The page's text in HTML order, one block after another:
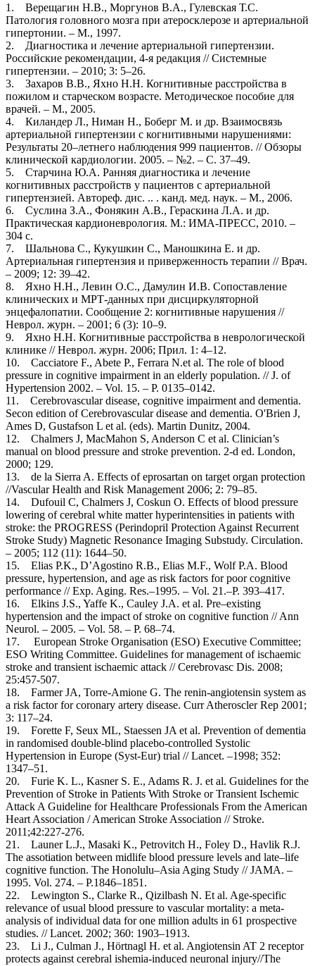
1. Верещагин Н.В., Моргунов В.А., Гулевская Т.С.
Патология головного мозга при атеросклерозе и артериальной
гипертонии. – М., 1997.
2. Диагностика и лечение артериальной гипертензии.
Российские рекомендации, 4-я редакция // Системные
гипертензии. – 2010; 3: 5–26.
3. Захаров В.В., Яхно Н.Н. Когнитивные расстройства в
пожилом и старческом возрасте. Методическое пособие для
врачей. – М., 2005.
4. Киландер Л., Ниман Н., Боберг М. и др. Взаимосвязь
артериальной гипертензии с когнитивными нарушениями:
Результаты 20–летнего наблюдения 999 пациентов. // Обзоры
клинической кардиологии. 2005. – №2. – С. 37–49.
5. Старчина Ю.А. Ранняя диагностика и лечение
когнитивных расстройств у пациентов с артериальной
гипертензией. Автореф. дис. .. . канд. мед. наук. – М., 2006.
6. Суслина З.А., Фонякин А.В., Гераскина Л.А. и др.
Практическая кардионеврология. М.: ИМА-ПРЕСС, 2010. –
304 с.
7. Шальнова С., Кукушкин С., Маношкина Е. и др.
Артериальная гипертензия и приверженность терапии // Врач.
– 2009; 12: 39–42.
8. Яхно Н.Н., Левин О.С., Дамулин И.В. Сопоставление
клинических и МРТ-данных при дисциркуляторной
энцефалопатии. Сообщение 2: когнитивные нарушения //
Неврол. журн. – 2001; 6 (3): 10–9.
9. Яхно Н.Н. Когнитивные расстройства в неврологической
клинике // Неврол. журн. 2006; Прил. 1: 4–12.
10. Сacciatore F., Abete P., Ferrara N.et al. The role of blood
pressure in cognitive impairment in an elderly population. // J. of
Hypertension 2002. – Vol. 15. – P. 0135–0142.
11. Cerebrovascular disease, cognitive impairment and dementia.
Secon edition of Cerebrovascular disease and dementia. O'Brien J,
Ames D, Gustafson L et al. (eds). Martin Dunitz, 2004.
12. Chalmers J, MacMahon S, Anderson C et al. Clinician’s
manual on blood pressure and stroke prevention. 2-d ed. London,
2000; 129.
13. de la Sierra A. Effects of eprosartan on target organ protection
//Vascular Health and Risk Management 2006; 2: 79–85.
14. Dufouil C, Chalmers J, Coskun O. Effects of blood pressure
lowering of cerebral white matter hyperintensities in patients with
stroke: the PROGRESS (Perindopril Protection Against Recurrent
Stroke Study) Magnetic Resonance Imaging Substudy. Circulation.
– 2005; 112 (11): 1644–50.
15. Elias P.K., D’Agostino R.B., Elias M.F., Wolf P.A. Blood
pressure, hypertension, and age as risk factors for poor cognitive
performance // Exp. Aging. Res.–1995. – Vol. 21.–P. 393–417.
16. Elkins J.S., Yaffe K., Cauley J.A. et al. Pre–existing
hypertension and the impact of stroke on cognitive function // Ann
Neurol. – 2005. – Vol. 58. – P. 68–74.
17. European Stroke Organisation (ESO) Executive Committee;
ESO Writing Committee. Guidelines for management of ischaemic
stroke and transient ischaemic attack // Cerebrovasc Dis. 2008;
25:457-507.
18. Farmer JA, Torre-Amione G. The renin-angiotensin system as
a risk factor for coronary artery disease. Curr Atheroscler Rep 2001;
3: 117–24.
19. Forette F, Seux ML, Staessen JA et al. Prevention of dementia
in randomised double-blind placebo-controlled Systolic
Hypertension in Europe (Syst-Eur) trial // Lancet. –1998; 352:
1347–51.
20. Furie K. L., Kasner S. E., Adams R. J. et al. Guidelines for the
Prevention of Stroke in Patients With Stroke or Transient Ischemic
Attack A Guideline for Healthcare Professionals From the American
Heart Association / American Stroke Association // Stroke.
2011;42:227-276.
21. Launer L.J., Masaki K., Petrovitch H., Foley D., Havlik R.J.
The assotiation between midlife blood pressure levels and late–life
cognitive function. The Honolulu–Asia Aging Study // JAMA. –
1995. Vol. 274. – P.1846–1851.
22. Lewington S., Clarke R., Qizilbash N. Et al. Age-specific
relevance of usual blood pressure to vascular mortality: a meta-
analysis of individual data for one million adults in 61 prospective
studies. // Lancet. 2002; 360: 1903–1913.
23. Li J., Culman J., Hörtnagl H. et al. Angiotensin AT 2 receptor
protects against cerebral ishemia-induced neuronal injury//The